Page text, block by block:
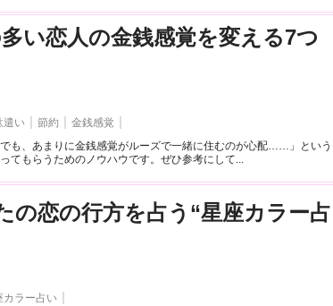
い恋人の金銭感覚を変える7つ
遣い 節約
金銭感覚
でも、あまりに金銭感覚がルーズで一緒に住むのが心配……」という
てもらうためのノウハウです。ぜひ参考にして...
の恋の行方を占う“星座カラー占
カラー占い